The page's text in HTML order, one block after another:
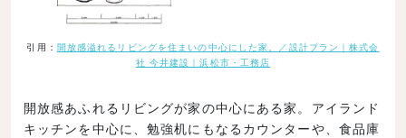
引用： 開放感溢れるリビングを住まいの中心にした家。／設計プラン｜株式会
社 今井建設｜浜松市・工務店
開放感あふれるリビングが家の中心にある家。アイランド
キッチンを中心に、勉強机にもなるカウンターや、食品庫